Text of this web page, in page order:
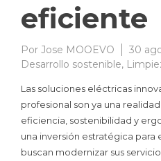
eficiente
Por Jose MOOEVO 30
Desarrollo sostenible,
Las soluciones eléctricas
profesional son ya una
eficiencia, sostenibilidad y
una inversión estratégica para
buscan modernizar sus